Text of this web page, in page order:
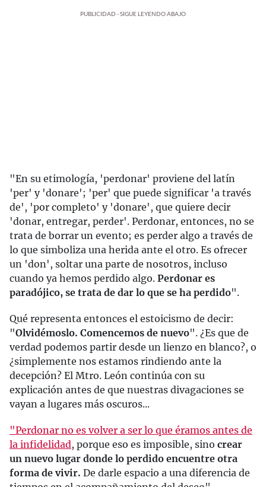
PUBLICIDAD - SIGUE LEYENDO ABAJO
"En su etimología, 'perdonar' proviene del latín
'per' y 'donare'; 'per' que puede significar 'a través
de', 'por completo' y 'donare', que quiere decir
'donar, entregar, perder'. Perdonar, entonces, no se
trata de borrar un evento; es perder algo a través de
lo que simboliza una herida ante el otro. Es ofrecer
un 'don', soltar una parte de nosotros, incluso
cuando ya hemos perdido algo. Perdonar es
paradójico, se trata de dar lo que se ha perdido".
Qué representa entonces el estoicismo de decir:
"Olvidémoslo. Comencemos de nuevo". ¿Es que de
verdad podemos partir desde un lienzo en blanco?, o
¿simplemente nos estamos rindiendo ante la
decepción? El Mtro. León continúa con su
explicación antes de que nuestras divagaciones se
vayan a lugares más oscuros...
"Perdonar no es volver a ser lo que éramos antes de
la infidelidad, porque eso es imposible, sino crear
un nuevo lugar donde lo perdido encuentre otra
forma de vivir. De darle espacio a una diferencia de